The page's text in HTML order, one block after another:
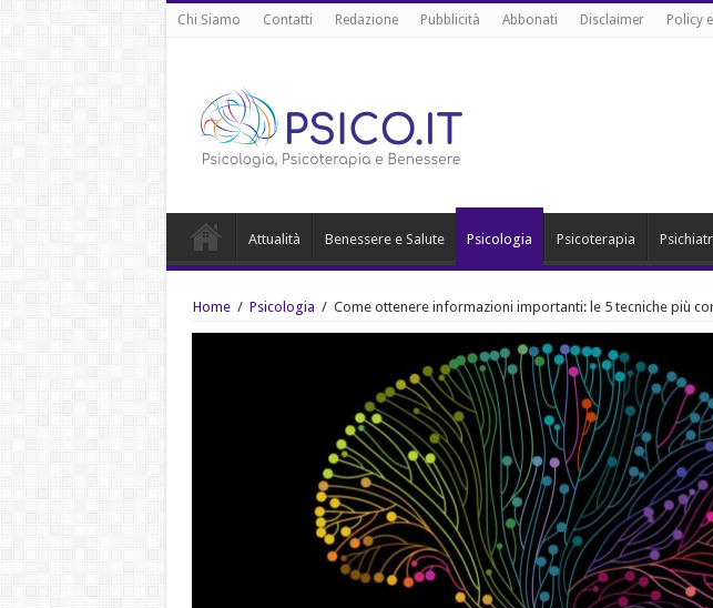
Chi Siamo Contatti Redazione Pubblicità Abbonati Disclaimer Policy
Attualità Benessere e Salute Psicologia Psicoterapia
Home / Psicologia / Come ottenere informazioni importanti: le 5 tecniche più